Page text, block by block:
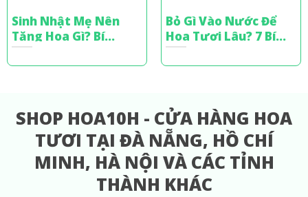
Sinh Nhật Mẹ Nên
Tặng Hoa Gì? Bí
Quyết Chọn Hoa Tinh
Tế
Bỏ Gì Vào Nước Để
Hoa Tươi Lâu? 7 Bí
Quyết Từ Chuyên Gia
Cắm Hoa
SHOP HOA10H - CỬA HÀNG HOA
TƯƠI TẠI ĐÀ NẴNG, HỒ CHÍ
MINH, HÀ NỘI VÀ CÁC TỈNH
THÀNH KHÁC